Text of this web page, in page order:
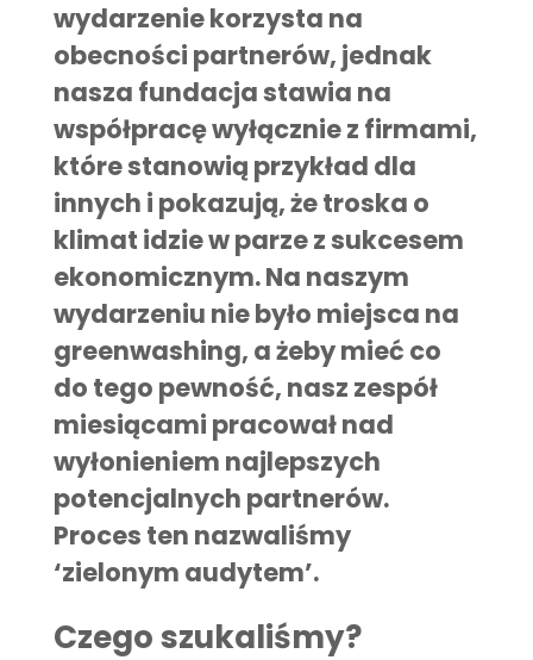
wydarzenie korzysta na
obecności partnerów, jednak
nasza fundacja stawia na
współpracę wyłącznie z firmami,
które stanowią przykład dla
innych i pokazują, że troska o
klimat idzie w parze z sukcesem
ekonomicznym. Na naszym
wydarzeniu nie było miejsca na
greenwashing, a żeby mieć co
do tego pewność, nasz zespół
miesiącami pracował nad
wyłonieniem najlepszych
potencjalnych partnerów.
Proces ten nazwaliśmy
‘zielonym audytem’.
Czego szukaliśmy?